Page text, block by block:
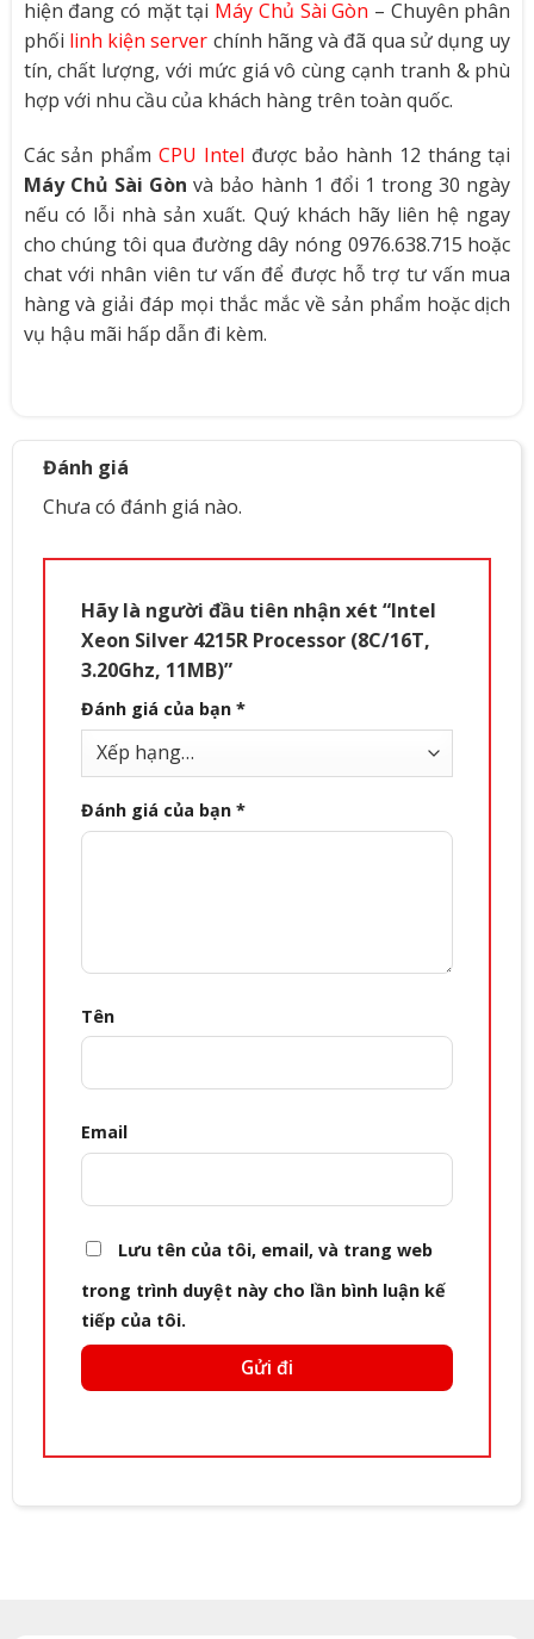
hiện đang có mặt tại Máy Chủ Sài Gòn – Chuyên phân
phối linh kiện server chính hãng và đã qua sử dụng uy
tín, chất lượng, với mức giá vô cùng cạnh tranh & phù
hợp với nhu cầu của khách hàng trên toàn quốc.
Các sản phẩmCPU Intel được bảo hành 12 tháng tại
Máy Chủ Sài Gòn và bảo hành 1 đổi 1 trong 30 ngày
nếu có lỗi nhà sản xuất. Quý khách hãy liên hệ ngay
cho chúng tôi qua đường dây nóng 0976.638.715 hoặc
chat với nhân viên tư vấn để được hỗ trợ tư vấn mua
hàng và giải đáp mọi thắc mắc về sản phẩm hoặc dịch
vụ hậu mãi hấp dẫn đi kèm.
Đánh giá
Chưa có đánh giá nào.
Hãy là người đầu tiên nhận xét “Intel
Xeon Silver 4215R Processor (8C/16T,
3.20Ghz, 11MB)”
Đánh giá của bạn *
Đánh giá của bạn *
Tên
Email
Lưu tên của tôi, email, và trang web
trong trình duyệt này cho lần bình luận kế
tiếp của tôi.